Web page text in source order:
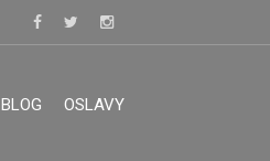
BLOG OSLAVY